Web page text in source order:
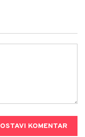
OSTAVI KOMENTAR